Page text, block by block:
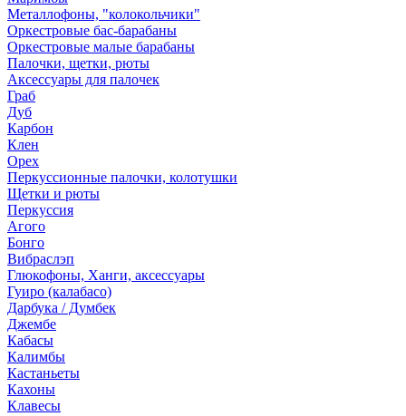
Металлофоны, "колокольчики"
Оркестровые бас-барабаны
Оркестровые малые барабаны
Палочки, щетки, рюты
Аксессуары для палочек
Граб
Дуб
Карбон
Клен
Орех
Перкуссионные палочки, колотушки
Щетки и рюты
Перкуссия
Агого
Бонго
Вибраслэп
Глюкофоны, Ханги, аксессуары
Гуиро (калабасо)
Дарбука / Думбек
Джембе
Кабасы
Калимбы
Кастаньеты
Кахоны
Клавесы